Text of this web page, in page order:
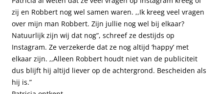
zij en Robbert nog wel samen waren. ,,Ik kreeg veel vragen
over mijn man Robbert. Zijn jullie nog wel bij elkaar?
Natuurlijk zijn wij dat nog”, schreef ze destijds op
Instagram. Ze verzekerde dat ze nog altijd ‘happy’ met
elkaar zijn. ,,Alleen Robbert houdt niet van de publiciteit
dus blijft hij altijd liever op de achtergrond. Bescheiden als
hij is.”